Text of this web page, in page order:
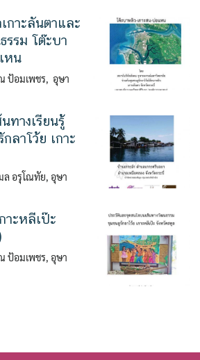
กาะลันตาและ
รรม โต๊ะบา
หน
ป้อมเพชร, อุษา
ทางเรียนรู้
ลาโว้ย เกาะ
ล อรุโณทัย, อุษา
าะหลีเป๊ะ
ป้อมเพชร, อุษา